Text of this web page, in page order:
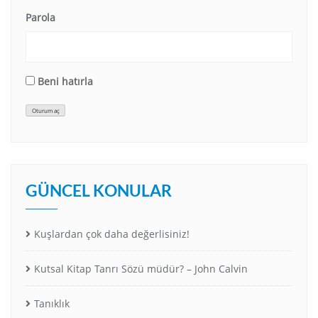
Parola
Beni hatırla
Oturum aç
GÜNCEL KONULAR
Kuşlardan çok daha değerlisiniz!
Kutsal Kitap Tanrı Sözü müdür? – John Calvin
Tanıklık